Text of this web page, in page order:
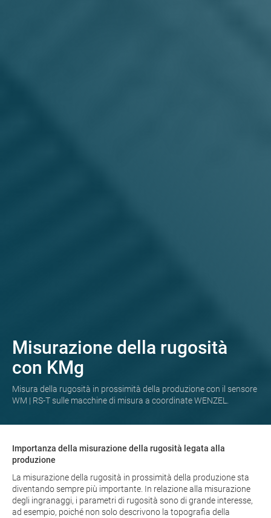
Misurazione della rugosità
con KMg
Misura della rugosità in prossimità della produzione con il sensore
WM | RS-T sulle macchine di misura a coordinate WENZEL.
Importanza della misurazione della rugosità legata alla
produzione
La misurazione della rugosità in prossimità della produzione sta
diventando sempre più importante. In relazione alla misurazione
degli ingranaggi, i parametri di rugosità sono di grande interesse,
ad esempio, poiché non solo descrivono la topografia della